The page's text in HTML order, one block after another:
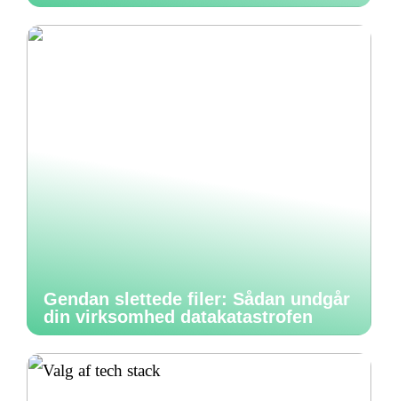
Gendan slettede filer: Sådan undgår
din virksomhed datakatastrofen